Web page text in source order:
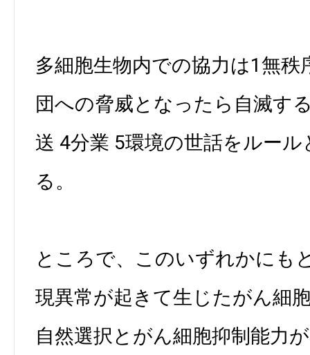
多細胞生物内での協力は1無秩
団への脅威となったら自滅す
送 4分業 5環境の世話をルー
る。
ところで、このいずれかにも
現異常が起きて生じたがん細
自然選択とがん細胞抑制能力